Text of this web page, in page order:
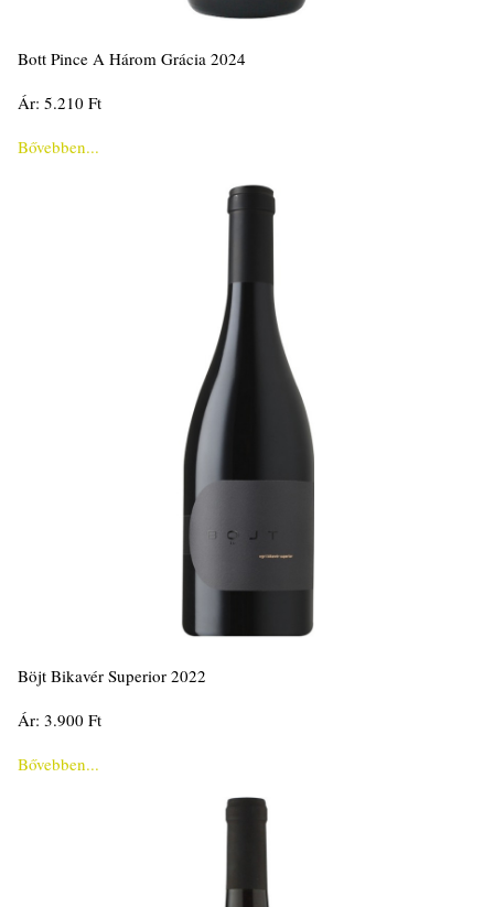
Bott Pince A Három Grácia 2024
Ár: 5.210 Ft
Bővebben...
Böjt Bikavér Superior 2022
Ár: 3.900 Ft
Bővebben...